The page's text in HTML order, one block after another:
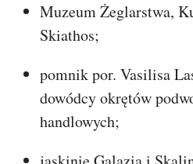
Muzeum Żeglarstwa,
Skiathos;
pomnik por. Vasilisa
dowódcy okrętów
handlowych;